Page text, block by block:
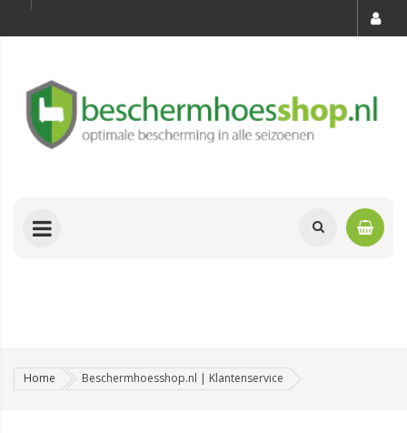
Home Beschermhoesshop.nl | Klantenservice